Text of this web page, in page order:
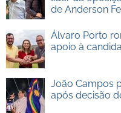
de Anderson
Álvaro Porto
apoio à
João Campos
após decisão